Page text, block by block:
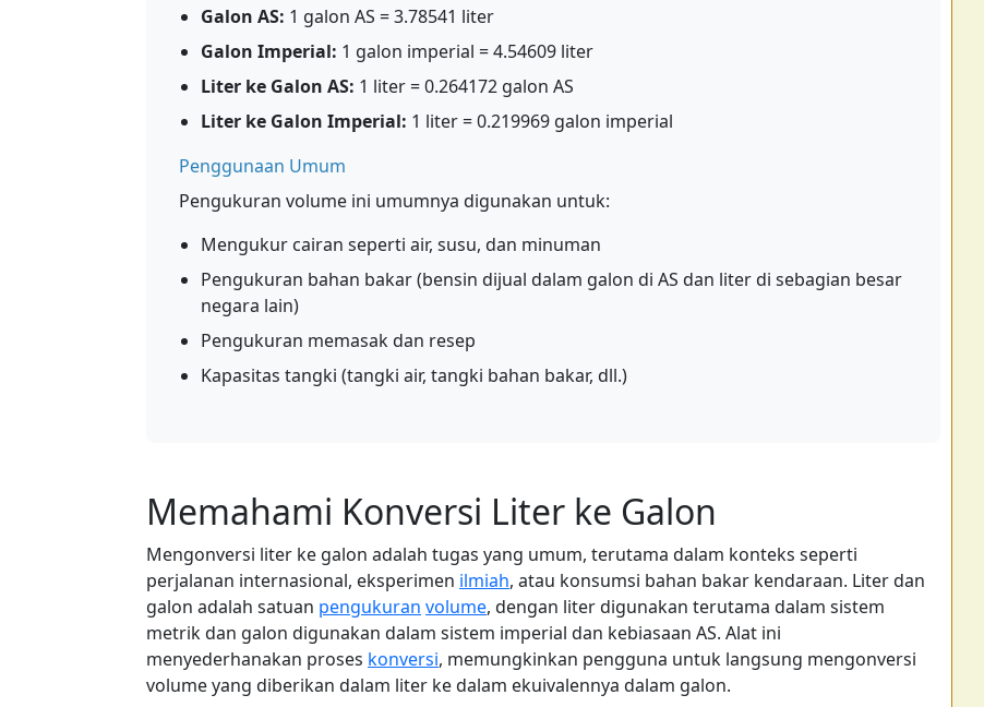
Galon AS: 1 galon AS = 3.78541 liter
Galon Imperial: 1 galon imperial = 4.54609 liter
Liter ke Galon AS: 1 liter = 0.264172 galon AS
Liter ke Galon Imperial: 1 liter = 0.219969 galon imperial
Penggunaan Umum
Pengukuran volume ini umumnya digunakan untuk:
Mengukur cairan seperti air, susu, dan minuman
Pengukuran bahan bakar (bensin dijual dalam galon di AS dan liter di sebagian besar
negara lain)
Pengukuran memasak dan resep
Kapasitas tangki (tangki air, tangki bahan bakar, dll.)
Memahami Konversi Liter ke Galon
Mengonversi liter ke galon adalah tugas yang umum, terutama dalam konteks seperti
perjalanan internasional, eksperimen ilmiah, atau konsumsi bahan bakar kendaraan. Liter dan
galon adalah satuan pengukuran volume, dengan liter digunakan terutama dalam sistem
metrik dan galon digunakan dalam sistem imperial dan kebiasaan AS. Alat ini
menyederhanakan proses konversi, memungkinkan pengguna untuk langsung mengonversi
volume yang diberikan dalam liter ke dalam ekuivalennya dalam galon.